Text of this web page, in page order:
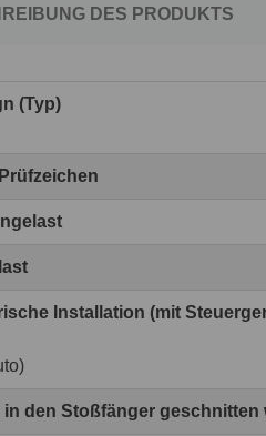
DES PRODUKTS
(Typ)
Installation (mit
in den Stoßfänger geschnitten